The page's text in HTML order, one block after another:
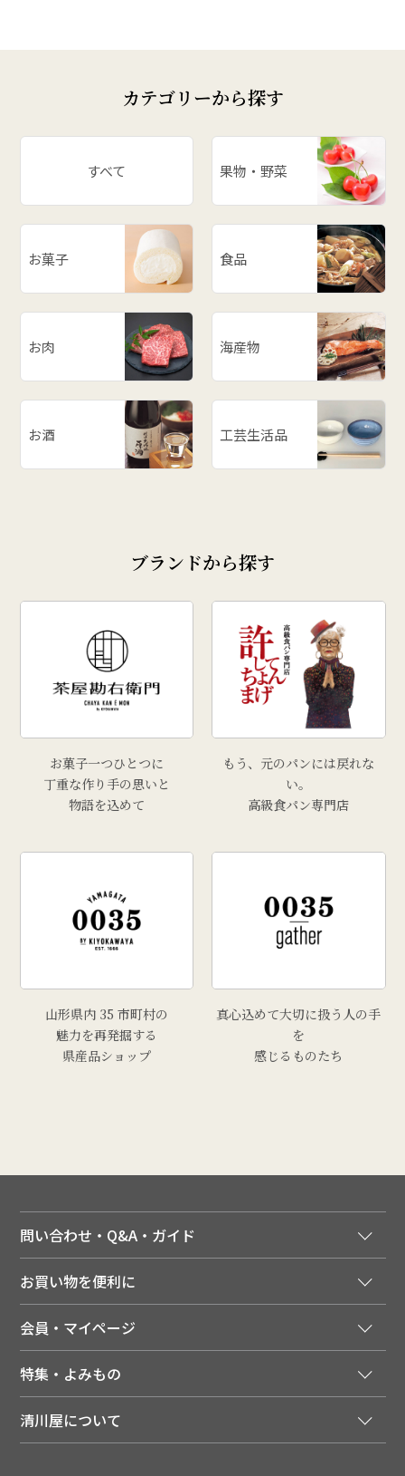
# アスパラ
# ががちゃおこわ
# だだっ子
# 和梨
# 山形の思い出
# メロン
# ラーメン
# クリスマス
# 孟宗汁
# 西洋葡萄
# 手工芸品
# 福原鮮魚店
# 上山市
カテゴリーから探す
すべて 果物・野菜
お菓子 食品
お肉 海産物
お酒 工芸生活品
ブランドから探す
お菓子一つひとつに
丁重な作り手の思いと
物語を込めて
もう、元のパンには戻れな
い。
高級食パン専門店
山形県内 35 市町村の
魅力を再発掘する
県産品ショップ
真心込めて大切に扱う人の手
を
感じるものたち
問い合わせ・Q&A・ガイド
ご利用ガイド
領収書について
送料について
配達日について
返品について
お買い物を便利に
季節のカタログを無料でお届け
店舗・ECポイント共通アプリ
LINEお友だち登録
会員・マイページ
会員特典について
注文履歴
特集・よみもの
メディア掲載商品
清川屋について